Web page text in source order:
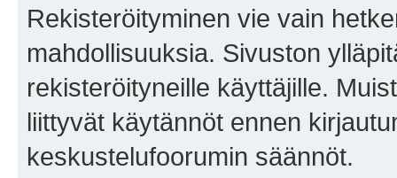
Rekisteröityminen vie vain
mahdollisuuksia. Sivuston
rekisteröityneille käyttäjille.
liittyvät käytännöt ennen
keskustelufoorumin säännöt.